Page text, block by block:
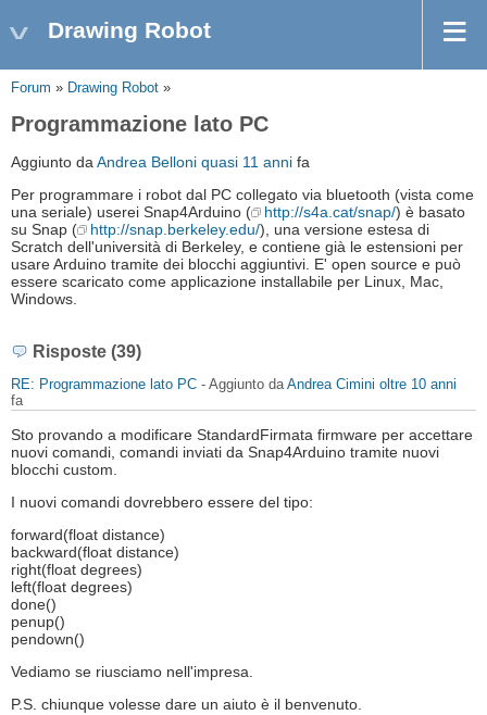
Drawing Robot
Forum » Drawing Robot »
Programmazione lato PC
Aggiunto daAndrea Belloni quasi 11 anni fa
Per programmare i robot dal PC collegato via bluetooth (vista come
una seriale) userei Snap4Arduino (
http://s4a.cat/snap/) è basato
su Snap (
http://snap.berkeley.edu/), una versione estesa di
Scratch dell'università di Berkeley, e contiene già le estensioni per
usare Arduino tramite dei blocchi aggiuntivi. E' open source e può
essere scaricato come applicazione installabile per Linux, Mac,
Windows.
Risposte (39)
RE: Programmazione lato PC - Aggiunto daAndrea Cimini oltre 10 anni
fa
Sto provando a modificare StandardFirmata firmware per accettare
nuovi comandi, comandi inviati da Snap4Arduino tramite nuovi
blocchi custom.
I nuovi comandi dovrebbero essere del tipo:
forward(float distance)
backward(float distance)
right(float degrees)
left(float degrees)
done()
penup()
pendown()
Vediamo se riusciamo nell'impresa.
P.S. chiunque volesse dare un aiuto è il benvenuto.